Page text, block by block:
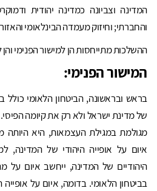
המדינה וצביונה כמדינה יהודית
והחברתי; וחיזוק מעמדה הבינלאומי
ההשלכות מתייחסות הן למישור הפנימי והן
המישור הפנימי:
בראש ובראשונה, הביטחון הלאומי
של מדינת ישראל ולא רק את קיומה
מגולמת במגילת העצמאות, היא היותה
איום על אופייה היהודי של המדינה,
היהודיים של המדינה, ייחשב איום על
בביטחון הלאומי. בדומה, איום על